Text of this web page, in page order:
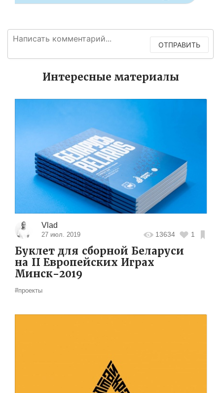
ОТПРАВИТЬ
Интересные материалы
Vlad
27 июл. 2019 13634 1
Буклет для сборной Беларуси
на II Европейских Играх
Минск-2019
#проекты